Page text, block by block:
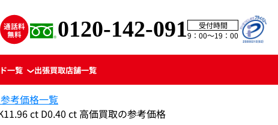
0120-142-091
受付時間
9：00〜19：00
一覧 出張買取店舗一覧
考価格一覧
ct D0.40 ct 高価買取の参考価格